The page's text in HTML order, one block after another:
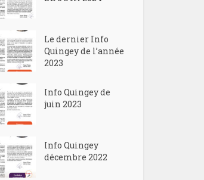
Le dernier Info
Quingey de l’année
2023
Info Quingey de
juin 2023
Info Quingey
décembre 2022